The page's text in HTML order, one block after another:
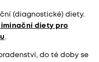
(diagnostické) diety.
diety pro
.
do té doby se